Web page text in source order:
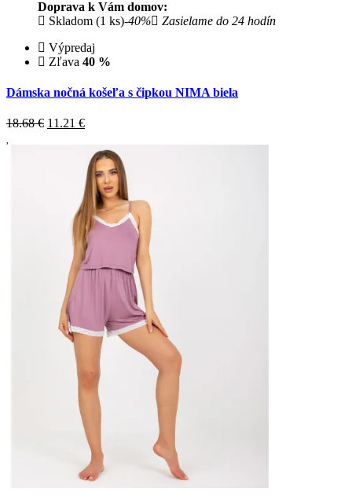
Doprava k Vám domov:
Skladom (1 ks)-40%
Zasielame do 24 hodín
Výpredaj
Zľava 40 %
Dámska nočná košeľa s čipkou NIMA biela
18.68 € 11.21 €